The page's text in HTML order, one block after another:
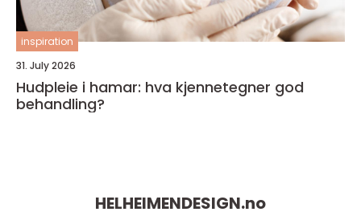
inspiration
31. July 2026
Hudpleie i hamar: hva kjennetegner god
behandling?
HELHEIMENDESIGN.no